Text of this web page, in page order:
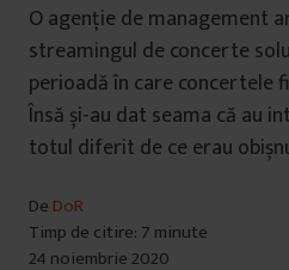
O agenție de management
streamingul de concerte
perioadă în care concertele
Însă și-au dat seama că au
totul diferit de ce erau
De DoR
Timp de citire: 7 minute
24 noiembrie 2020